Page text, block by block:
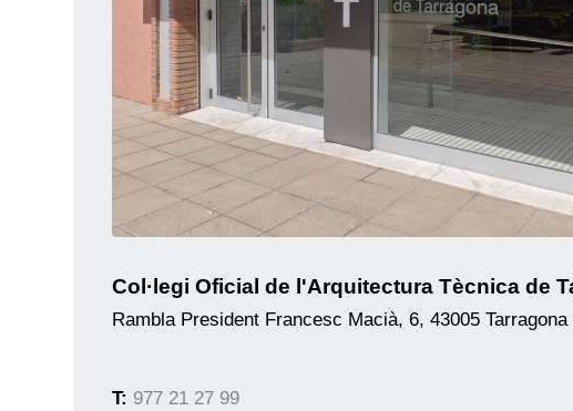
Col·legi Oficial de l'Arquitectura Tècnica de
Rambla President Francesc Macià, 6, 43005 Tarragona
T: 977 21 27 99